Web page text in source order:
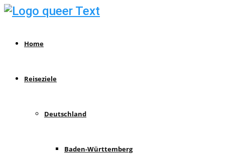
Home
Reiseziele
Deutschland
Baden-Württemberg